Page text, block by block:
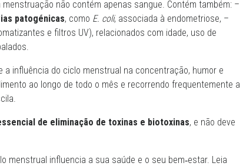
não contém apenas sangue. Contém também: –
patogénicas, como E. coli, associada à endometriose, –
e filtros UV), relacionados com idade, uso de
a influência do ciclo menstrual na concentração, humor e
ao longo de todo o mês e recorrendo frequentemente a
de eliminação de toxinas e biotoxinas, e não deve
menstrual influencia a sua saúde e o seu bem‑estar. Leia